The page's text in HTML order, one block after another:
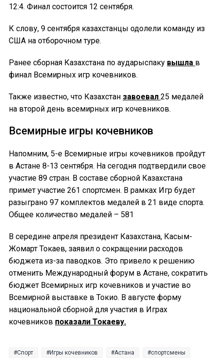
12:4. Финал состоится 12 сентября.
К слову, 9 сентября казахстанцы одолели команду из
США на отборочном туре.
Ранее сборная Казахстана по аударыспаку вышла в
финал Всемирных игр кочевников.
Также известно, что Казахстан завоевал 25 медалей
на второй день всемирных игр кочевников.
Всемирные игры кочевников
Напомним, 5-е Всемирные игры кочевников пройдут
в Астане 8-13 сентября. На сегодня подтвердили свое
участие 89 стран. В составе сборной Казахстана
примет участие 261 спортсмен. В рамках Игр будет
разыграно 97 комплектов медалей в 21 виде спорта.
Общее количество медалей – 581
В середине апреля президент Казахстана, Касым-
Жомарт Токаев, заявил о сокращении расходов
бюджета из-за паводков. Это привело к решению
отменить Международный форум в Астане, сократить
бюджет Всемирных игр кочевников и участие во
Всемирной выставке в Токио. В августе форму
национальной сборной для участия в Играх
кочевников показали Токаеву.
Спорт Игры кочевников Астана спортсмены